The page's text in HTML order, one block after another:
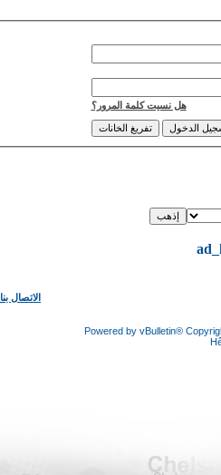
هل نسيت كلمة المرور؟
الاتصال بنا
Powered by vBulletin®